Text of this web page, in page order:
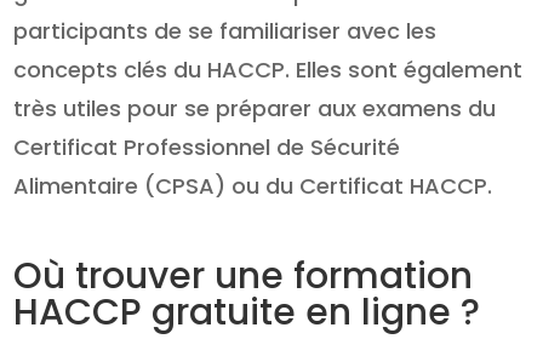
participants de se familiariser avec les
concepts clés du HACCP. Elles sont également
très utiles pour se préparer aux examens du
Certificat Professionnel de Sécurité
Alimentaire (CPSA) ou du Certificat HACCP.
Où trouver une formation
HACCP gratuite en ligne ?